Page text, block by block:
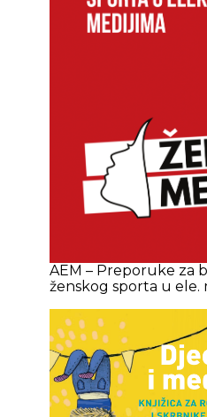
AEM – Preporuke za
ženskog sporta u ele.